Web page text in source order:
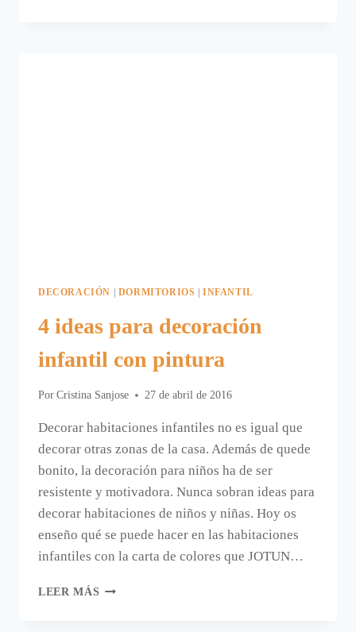
DECORACIÓN | DORMITORIOS |INFANTIL
4 ideas para decoración
infantil con pintura
Por Cristina Sanjose 27 de abril de 2016
Decorar habitaciones infantiles no es igual que
decorar otras zonas de la casa. Además de quede
bonito, la decoración para niños ha de ser
resistente y motivadora. Nunca sobran ideas para
decorar habitaciones de niños y niñas. Hoy os
enseño qué se puede hacer en las habitaciones
infantiles con la carta de colores que JOTUN…
LEER MÁS 4